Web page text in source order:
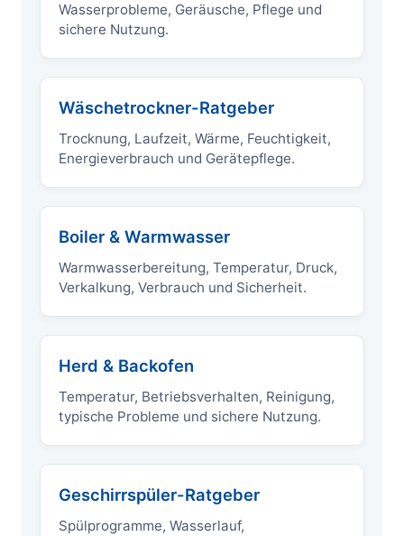
Wasserprobleme, Geräusche, Pflege und
sichere Nutzung.
Wäschetrockner-Ratgeber
Trocknung, Laufzeit, Wärme, Feuchtigkeit,
Energieverbrauch und Gerätepflege.
Boiler & Warmwasser
Warmwasserbereitung, Temperatur, Druck,
Verkalkung, Verbrauch und Sicherheit.
Herd & Backofen
Temperatur, Betriebsverhalten, Reinigung,
typische Probleme und sichere Nutzung.
Geschirrspüler-Ratgeber
Spülprogramme, Wasserlauf,